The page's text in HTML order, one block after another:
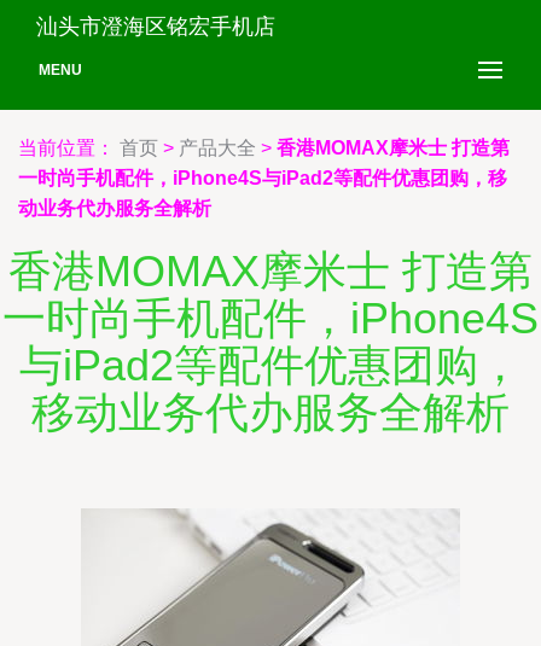
汕头市澄海区铭宏手机店
MENU
当前位置： 首页 > 产品大全 > 香港MOMAX摩米士 打造第
一时尚手机配件，iPhone4S与iPad2等配件优惠团购，移
动业务代办服务全解析
香港MOMAX摩米士 打造第
一时尚手机配件，iPhone4S
与iPad2等配件优惠团购，
移动业务代办服务全解析